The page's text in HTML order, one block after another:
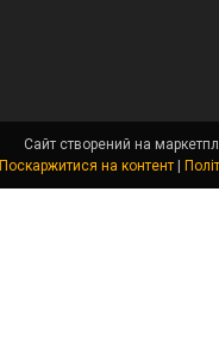
Сайт створений на
Поскаржитися на контент